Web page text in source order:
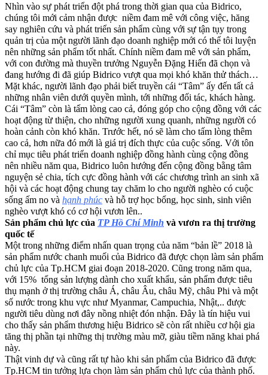
Nhìn vào sự phát triển đột phá trong thời gian qua của Bidrico,
chúng tôi mới cảm nhận được niềm đam mê với công việc, hăng
say nghiên cứu và phát triển sản phẩm cùng với sự tận tụy trong
quản trị của một người lãnh đạo doanh nghiệp mới có thể tôi luyện
nên những sản phẩm tốt nhất. Chính niềm đam mê với sản phẩm,
với con đường mà thuyền trưởng Nguyễn Đặng Hiến đã chọn và
đang hướng đi đã giúp Bidrico vượt qua mọi khó khăn thử thách…
Mặt khác, người lãnh đạo phải biết truyền cái “Tâm” ấy đến tất cả
những nhân viên dưới quyền mình, tới những đối tác, khách hàng.
Cái “Tâm” còn là tấm lòng cao cả, đóng góp cho cộng đồng với các
hoạt động từ thiện, cho những người xung quanh, những người có
hoàn cảnh còn khó khăn. Trước hết, nó sẽ làm cho tấm lòng thêm
cao cả, hơn nữa đó mới là giá trị đích thực của cuộc sống. Với tôn
chỉ mục tiêu phát triển doanh nghiệp đồng hành cùng cộng đồng
nên nhiều năm qua, Bidrico luôn hướng đến cộng đồng bằng tâm
nguyện sẻ chia, tích cực đồng hành với các chương trình an sinh xã
hội và các hoạt động chung tay chăm lo cho người nghèo có cuộc
sống ấm no và hạnh phúc và hỗ trợ học bổng, học sinh, sinh viên
nghèo vượt khó có cơ hội vươn lên..
Sản phẩm chủ lực của TP Hồ Chí Minh và vươn ra thị trường
quốc tế
Một trong những điểm nhấn quan trọng của năm “bản lề” 2018 là
sản phẩm nước chanh muối của Bidrico đã được chọn làm sản phẩm
chủ lực của Tp.HCM giai đoạn 2018-2020. Cũng trong năm qua,
với 15% tổng sản lượng dành cho xuất khẩu, sản phẩm được tiêu
thụ mạnh ở thị trường châu Á, châu Âu, châu Mỹ, châu Phi và một
số nước trong khu vực như Myanmar, Campuchia, Nhật,.. được
người tiêu dùng nơi đây nồng nhiệt đón nhận. Đây là tín hiệu vui
cho thấy sản phẩm thương hiệu Bidrico sẽ còn rất nhiều cơ hội gia
tăng thị phần tại những thị trường màu mỡ, giàu tiềm năng khai phá
này.
Thật vinh dự và cũng rất tự hào khi sản phẩm của Bidrico đã được
Tp.HCM tin tưởng lựa chọn làm sản phẩm chủ lực của thành phố.